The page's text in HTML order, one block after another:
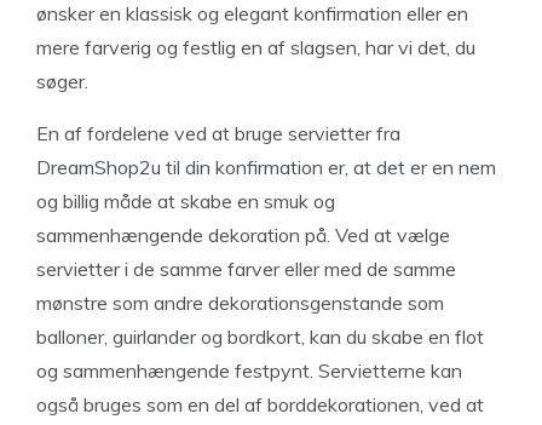
ønsker en klassisk og elegant konfirmation eller en
mere farverig og festlig en af slagsen, har vi det, du
søger.
En af fordelene ved at bruge servietter fra
DreamShop2u til din konfirmation er, at det er en nem
og billig måde at skabe en smuk og
sammenhængende dekoration på. Ved at vælge
servietter i de samme farver eller med de samme
mønstre som andre dekorationsgenstande som
balloner, guirlander og bordkort, kan du skabe en flot
og sammenhængende festpynt. Servietterne kan
også bruges som en del af borddekorationen, ved at